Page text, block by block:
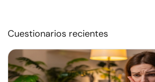
Cuestionarios recientes